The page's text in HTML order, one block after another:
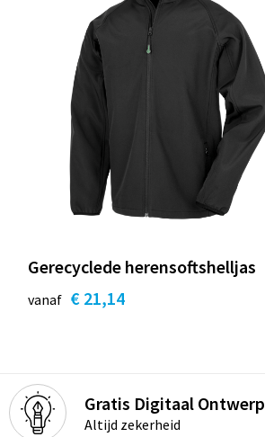
Gerecyclede herensoftshelljas
vanaf € 21,14
Gratis Digitaal Ontwerp
Altijd zekerheid